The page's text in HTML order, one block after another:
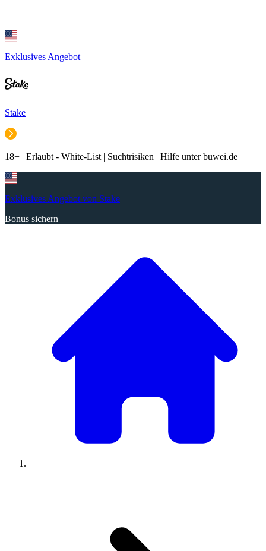
Exklusives Angebot
Stake
18+ | Erlaubt - White-List | Suchtrisiken | Hilfe unter buwei.de
Exklusives Angebot von Stake
Bonus sichern